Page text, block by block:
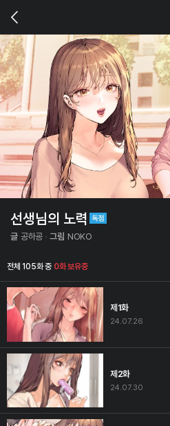
선생님의 노력
글 공하굥 그림 NOKO
전체 105화 중 0화 보유중
제1화
24.07.26
제2화
24.07.30